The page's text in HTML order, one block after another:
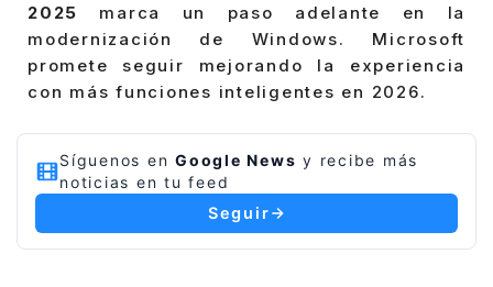
2025
marca un paso adelante en la
modernización de Windows. Microsoft
promete seguir mejorando la experiencia
con más funciones inteligentes en 2026.
Síguenos en Google News y recibe más
noticias en tu feed
Seguir